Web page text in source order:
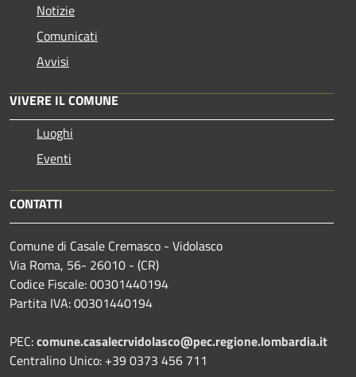
Notizie
Comunicati
Avvisi
VIVERE IL COMUNE
Luoghi
Eventi
CONTATTI
Comune di Casale Cremasco - Vidolasco
Via Roma, 56- 26010 - (CR)
Codice Fiscale: 00301440194
Partita IVA: 00301440194
PEC:comune.casalecrvidolasco@pec.regione.lombardia.it
Centralino Unico: +39 0373 456 711